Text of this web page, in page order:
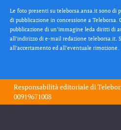
Le foto presenti su teleborsa.ansa.it sono di
di pubblicazione in concessione a Teleborsa.
pubblicazione di un’immagine leda diritti di
all’indirizzo di e-mail redazione teleborsa.it.
all’accertamento ed all’eventuale rimozione.
Responsabilità editoriale di
00919671008